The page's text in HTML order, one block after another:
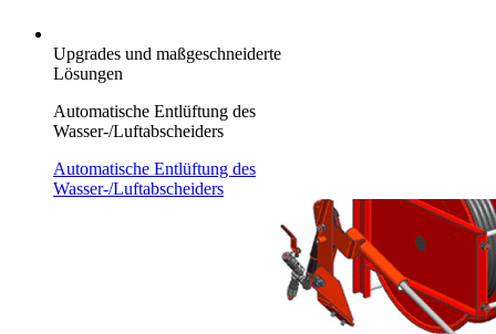
Upgrades und maßgeschneiderte
Lösungen
Automatische Entlüftung des
Wasser-/Luftabscheiders
Automatische Entlüftung des
Wasser-/Luftabscheiders